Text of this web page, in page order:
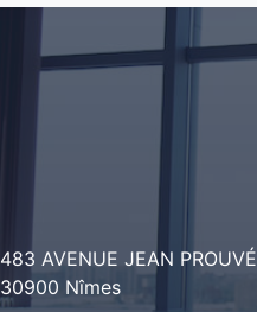
483 AVENUE JEAN PROUVÉ
30900 Nîmes